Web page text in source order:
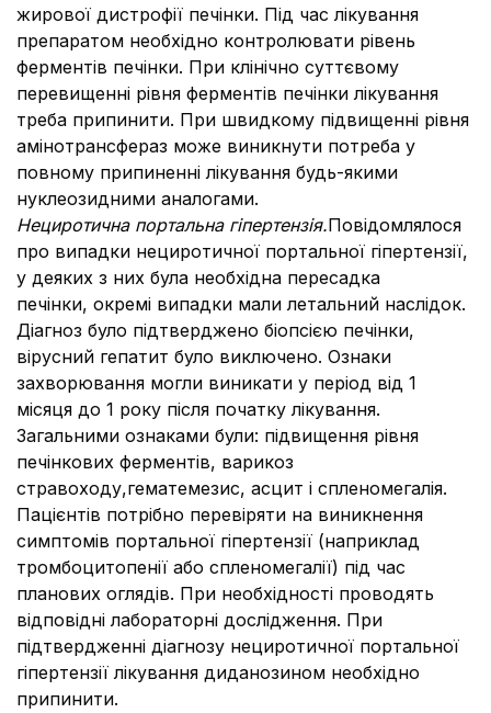
жирової дистрофії печінки. Під час лікування
препаратом необхідно контролювати рівень
ферментів печінки. При клінічно суттєвому
перевищенні рівня ферментів печінки лікування
треба припинити. При швидкому підвищенні рівня
амінотрансфераз може виникнути потреба у
повному припиненні лікування будь-якими
нуклеозидними аналогами.
Нециротична портальна гіпертензія.Повідомлялося
про випадки нециротичної портальної гіпертензії,
у деяких з них була необхідна пересадка
печінки, окремі випадки мали летальний наслідок.
Діагноз було підтверджено біопсією печінки,
вірусний гепатит було виключено. Ознаки
захворювання могли виникати у період від 1
місяця до 1 року після початку лікування.
Загальними ознаками були: підвищення рівня
печінкових ферментів, варикоз
стравоходу,гематемезис, асцит і спленомегалія.
Пацієнтів потрібно перевіряти на виникнення
симптомів портальної гіпертензії (наприклад
тромбоцитопенії або спленомегалії) під час
планових оглядів. При необхідності проводять
відповідні лабораторні дослідження. При
підтвердженні діагнозу нециротичної портальної
гіпертензії лікування диданозином необхідно
припинити.